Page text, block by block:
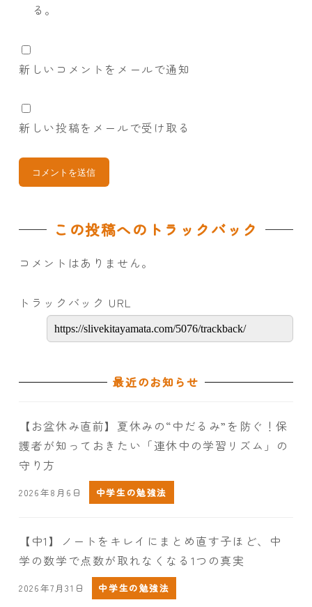
る。
新しいコメントをメールで通知
新しい投稿をメールで受け取る
この投稿へのトラックバック
コメントはありません。
トラックバック URL
最近のお知らせ
【お盆休み直前】夏休みの“中だるみ”を防ぐ！保
護者が知っておきたい「連休中の学習リズム」の
守り方
2026年8月6日 中学生の勉強法
【中1】ノートをキレイにまとめ直す子ほど、中
学の数学で点数が取れなくなる1つの真実
2026年7月31日 中学生の勉強法